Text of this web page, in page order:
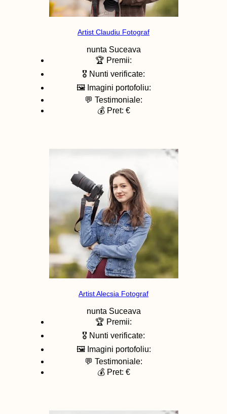
Artist Claudiu Fotograf
nunta Suceava
🏆 Premii:
🎖️ Nunti verificate:
🖼️ Imagini portofoliu:
💬 Testimoniale:
💰 Pret: €
Artist Alecsia Fotograf
nunta Suceava
🏆 Premii:
🎖️ Nunti verificate:
🖼️ Imagini portofoliu:
💬 Testimoniale:
💰 Pret: €